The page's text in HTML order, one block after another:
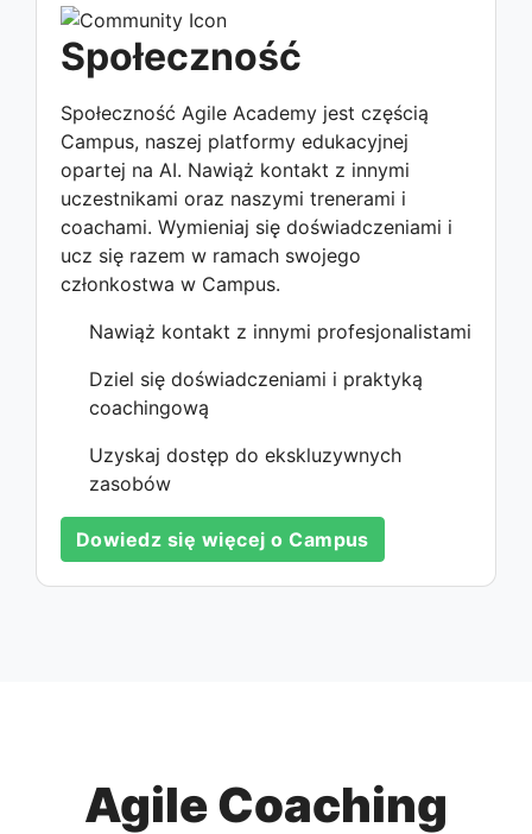
Społeczność
Społeczność Agile Academy jest częścią
Campus, naszej platformy edukacyjnej
opartej na AI. Nawiąż kontakt z innymi
uczestnikami oraz naszymi trenerami i
coachami. Wymieniaj się doświadczeniami i
ucz się razem w ramach swojego
członkostwa w Campus.
Nawiąż kontakt z innymi profesjonalistami
Dziel się doświadczeniami i praktyką
coachingową
Uzyskaj dostęp do ekskluzywnych
zasobów
Dowiedz się więcej o Campus
Agile Coaching